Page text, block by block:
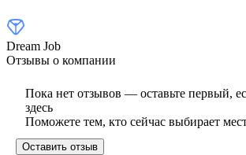
Dream Job
Отзывы о компании
Пока нет отзывов — оставьте первый,
здесь
Поможете тем, кто сейчас выбирает
Оставить отзыв